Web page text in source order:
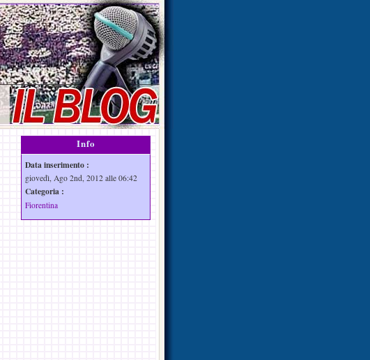
Info
Data inserimento :
giovedì, Ago 2nd, 2012 alle 06:42
Categoria :
Fiorentina